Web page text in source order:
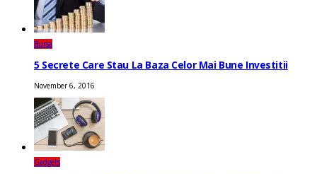
Bursa
5 Secrete Care Stau La Baza Celor Mai Bune Investitii
November 6, 2016
Gadgets